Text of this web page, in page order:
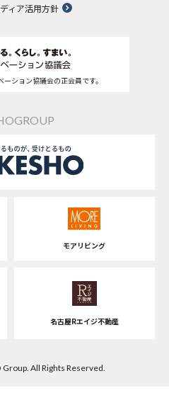
ィア活用方針
ーション協議会の正会員です。
モアリビング
名古屋Rエイジ不動産
All Rights Reserved.